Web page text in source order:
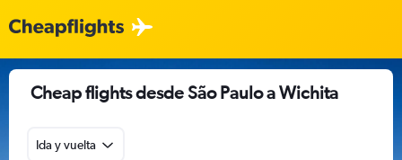
Cheap flights desde São Paulo a Wichita
Ida y vuelta